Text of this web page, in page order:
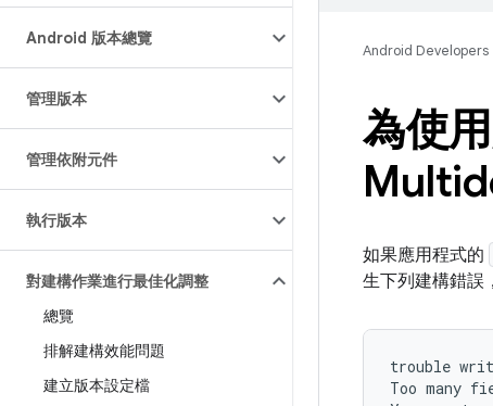
Android 版本總覽
管理版本
管理依附元件
執行版本
對建構作業進行最佳化調整
總覽
排解建構效能問題
建立版本設定檔
Android Developers
為使
如果應用程式的
生下列建構錯誤
trouble
Too many